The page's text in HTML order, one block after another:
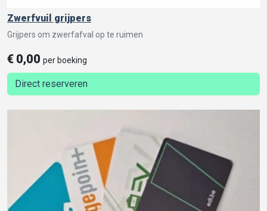
Zwerfvuil grijpers
Grijpers om zwerfafval op te ruimen
€ 0,00 per boeking
Direct reserveren